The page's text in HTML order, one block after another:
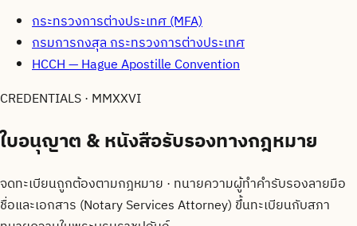
กระทรวงการต่างประเทศ (MFA)
กรมการกงสุล กระทรวงการต่างประเทศ
HCCH — Hague Apostille Convention
CREDENTIALS · MMXXVI
ใบอนุญาต & หนังสือรับรองทางกฎหมาย
จดทะเบียนถูกต้องตามกฎหมาย · ทนายความผู้ทำคำรับรองลายมือ
ชื่อและเอกสาร (Notary Services Attorney) ขึ้นทะเบียนกับสภา